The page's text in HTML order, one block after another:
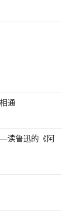
通
读鲁迅的《阿